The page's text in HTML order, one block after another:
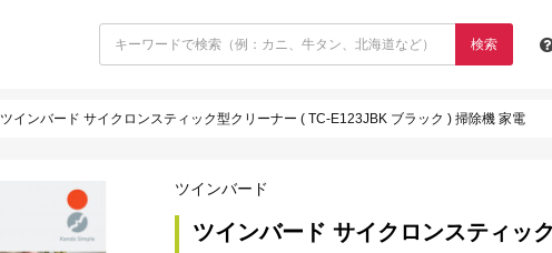
検索
ツインバード サイクロンスティック型クリーナー ( TC-E123JBK ブラック ) 掃除機 家電
ツインバード
ツインバード サイクロンスティッ